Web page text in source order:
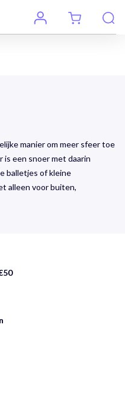
manier om meer sfeer toe
is een snoer met daarin
balletjes of kleine
alleen voor buiten,